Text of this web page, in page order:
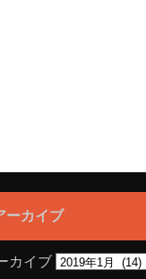
ーカイブ
カイブ